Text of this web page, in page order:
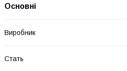
Основні
Виробник
Стать